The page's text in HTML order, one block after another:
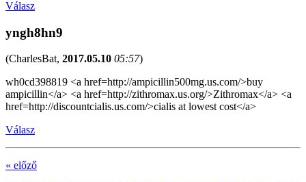
Válasz
yngh8hn9
(CharlesBat, 2017.05.10 05:57)
wh0cd398819 <a href=http://ampicillin500mg.us.com/>buy
ampicillin</a> <a href=http://zithromax.us.org/>Zithromax</a> <a
href=http://discountcialis.us.com/>cialis at lowest cost</a>
Válasz
« előző